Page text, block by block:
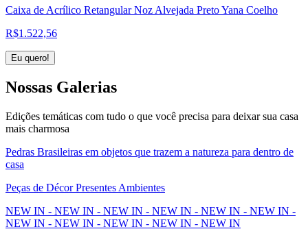
Caixa de Acrílico Retangular Noz Alvejada Preto Yana Coelho
R$1.522,56
Eu quero!
Nossas Galerias
Edições temáticas com tudo o que você precisa para deixar sua casa
mais charmosa
Pedras Brasileiras em objetos que trazem a natureza para dentro de
casa
Peças de Décor Presentes Ambientes
NEW IN - NEW IN - NEW IN - NEW IN - NEW IN - NEW IN -
NEW IN - NEW IN - NEW IN - NEW IN - NEW IN